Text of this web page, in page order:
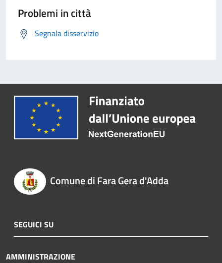
Problemi in città
Segnala disservizio
Comune di Fara Gera d'Adda
SEGUICI SU
AMMINISTRAZIONE